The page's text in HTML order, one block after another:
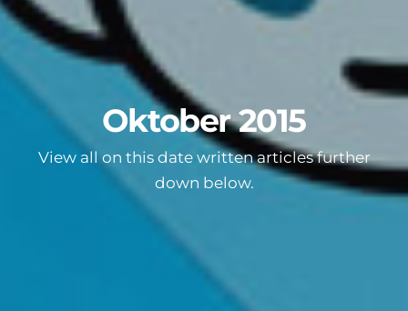
Oktober 2015
View all on this date written articles further
down below.